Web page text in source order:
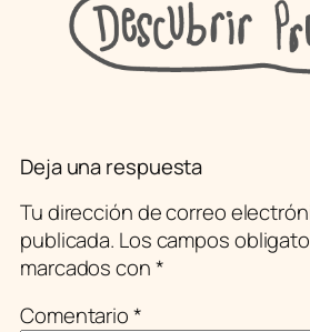
Deja una respuesta
Tu dirección de correo
publicada. Los campos
marcados con*
Comentario*